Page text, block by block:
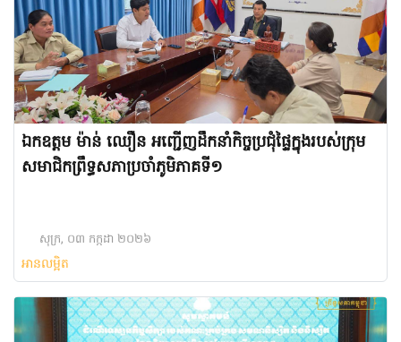
ឯកឧត្តម ម៉ាន់ ឈឿន អញ្ជើញដឹកនាំកិច្ចប្រជុំផ្ទៃក្នុងរបស់ក្រុម
សមាជិកព្រឹទ្ធសភាប្រចាំភូមិភាគទី១
សុក្រ, ០៣ កក្កដា ២០២៦
អានលម្អិត